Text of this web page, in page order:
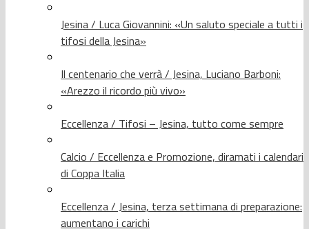
Jesina / Luca Giovannini: «Un saluto speciale a tutti i
tifosi della Jesina»
Il centenario che verrà / Jesina, Luciano Barboni:
«Arezzo il ricordo più vivo»
Eccellenza / Tifosi – Jesina, tutto come sempre
Calcio / Eccellenza e Promozione, diramati i calendari
di Coppa Italia
Eccellenza / Jesina, terza settimana di preparazione:
aumentano i carichi